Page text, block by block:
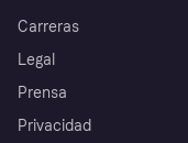
Carreras
Legal
Prensa
Privacidad